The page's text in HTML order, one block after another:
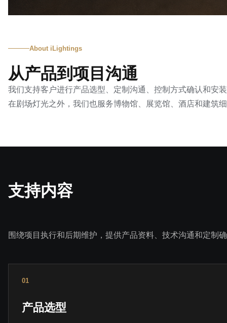
About iLightings
从产品到项目沟通
我们支持客户进行产品选型、定制沟通、控制方式确认和安
在剧场灯光之外，我们也服务博物馆、展览馆、酒店和建筑
支持内容
围绕项目执行和后期维护，提供产品资料、技术沟通和定制
01
产品选型